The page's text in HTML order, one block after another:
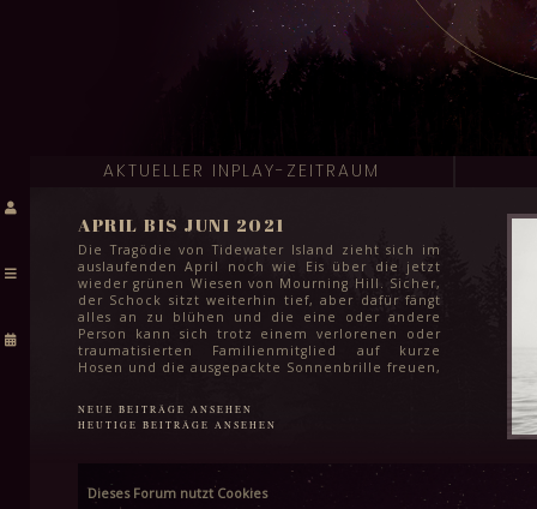
AKTUELLER INPLAY-ZEITRAUM
APRIL BIS JUNI 2021
Die Tragödie von Tidewater Island zieht sich im
auslaufenden April noch wie Eis über die jetzt
wieder grünen Wiesen von Mourning Hill. Sicher,
der Schock sitzt weiterhin tief, aber dafür fängt
alles an zu blühen und die eine oder andere
Person kann sich trotz einem verlorenen oder
traumatisierten Familienmitglied auf kurze
Hosen und die ausgepackte Sonnenbrille freuen,
kühl ist. Das Leben geht weiter und für die
meisten steht in den kommenden Monaten
Sommerferien und für viele Schüler:innen in
der Stadt auch das endgültige Finale ihrer
Schullaufbahn. Spätestens Mitte Juni kann aber
NEUE BEITRÄGE ANSEHEN
HEUTIGE BEITRÄGE ANSEHEN
Dieses Forum nutzt Cookies